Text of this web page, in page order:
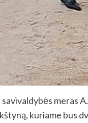
savivaldybės
kuriame bus